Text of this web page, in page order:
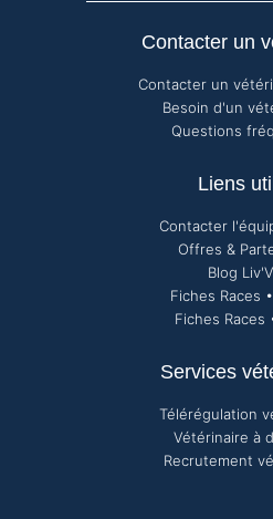
Contacter un
Contacter un
Besoin d'un
Questions
Liens
Contacter
Offres &
Blog
Fiches Races
Fiches Races
Services
Télérégulation
Vétérinaire à
Recrutement